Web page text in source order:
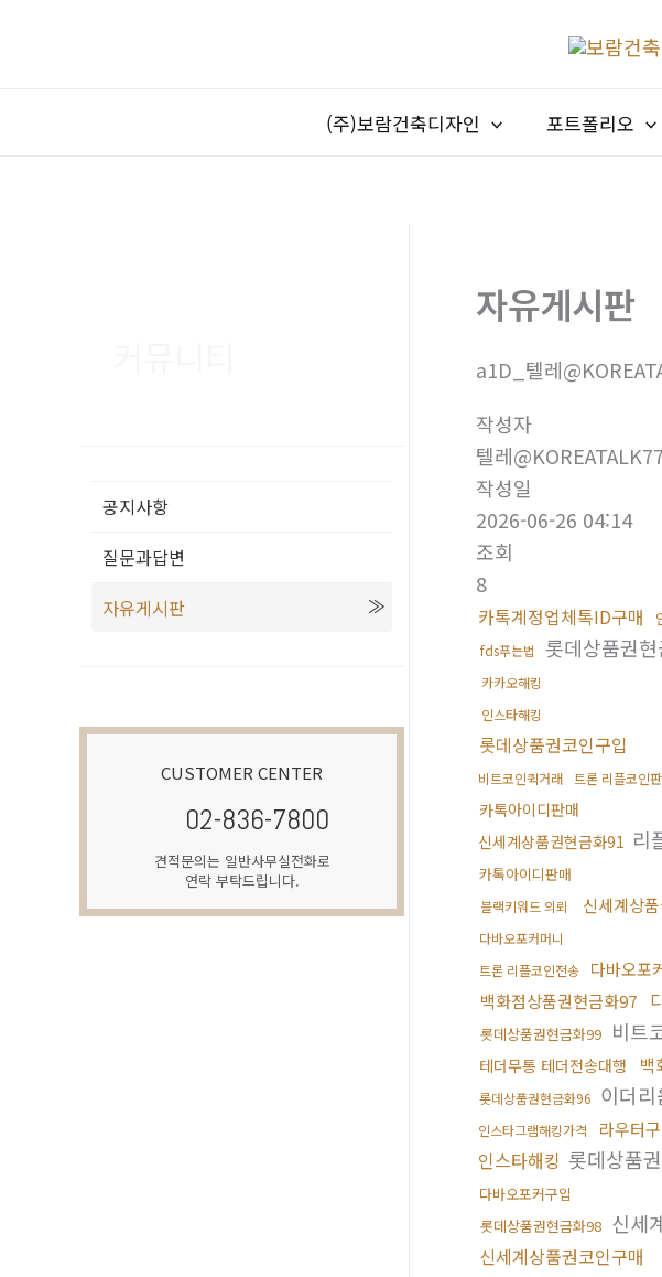
(주)보람건축디자인 포트폴리오
공지사항
질문과답변
자유게시판
CUSTOMER CENTER
02-836-7800
견적문의는 일반사무실전화로
연락 부탁드립니다.
자유게시판
a1D_텔레
작성자
텔레@KOREATALK77
작성일
2026-06-26 04:14
조회
8
카톡계정업체톡ID구매
fds푸는법 롯데상품권
카카오해킹
인스타해킹
롯데상품권코인구입
비트코인퀵거래 트론 리플코인
카톡아이디판매
신세계상품권현금화91 리
카톡아이디판매
블랙키워드 의뢰 신세계상
다바오포커머니
트론 리플코인전송
다바오포
백화점상품권현금화97
롯데상품권현금화99 비트
테더무통 테더전송대행 백
롯데상품권현금화96 이더
인스타그램해킹가격 라우터
인스타해킹 롯데상품
다바오포커구입
롯데상품권현금화98 신세
신세계상품권코인구매